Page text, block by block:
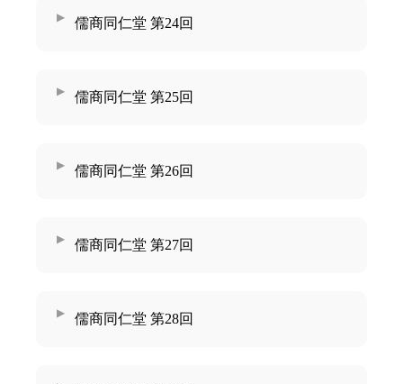
儒商同仁堂 第24回
儒商同仁堂 第25回
儒商同仁堂 第26回
儒商同仁堂 第27回
儒商同仁堂 第28回